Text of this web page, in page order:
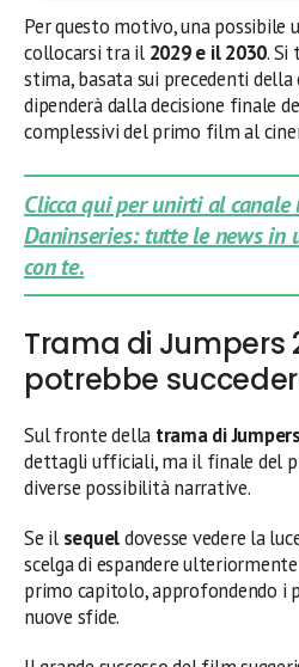
Per questo motivo, una possibile
collocarsi tra il 2029 e il 2030. Si
stima, basata sui precedenti della
dipenderà dalla decisione finale
complessivi del primo film al
Clicca qui per unirti al
Daninseries: tutte le news in
con te.
Trama di Jumpers
potrebbe
Sul fronte della trama di
dettagli ufficiali, ma il finale del
diverse possibilità narrative.
Se il sequeldovesse vedere la
scelga di espandere
primo capitolo, approfondendo i
nuove sfide.